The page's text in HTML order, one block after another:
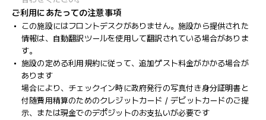
ご利用にあたっての注意事項
この施設にはフロントデスクがありません。施設から提供された
情報は、自動翻訳ツールを使用して翻訳されている場合がありま
す。
施設の定める利用規約に従って、追加ゲスト料金がかかる場合が
あります
場合により、チェックイン時に政府発行の写真付き身分証明書と
付随費用精算のためのクレジットカード / デビットカードのご提
示、または現金でのデポジットのお支払いが必要です